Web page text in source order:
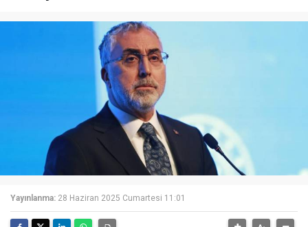
Yayınlanma: 28 Haziran 2025 Cumartesi 11:01